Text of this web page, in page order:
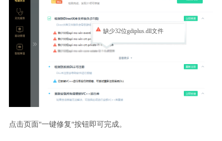
缺少32位gdiplus.dll文件
点击页面"一键修复"按钮即可完成。